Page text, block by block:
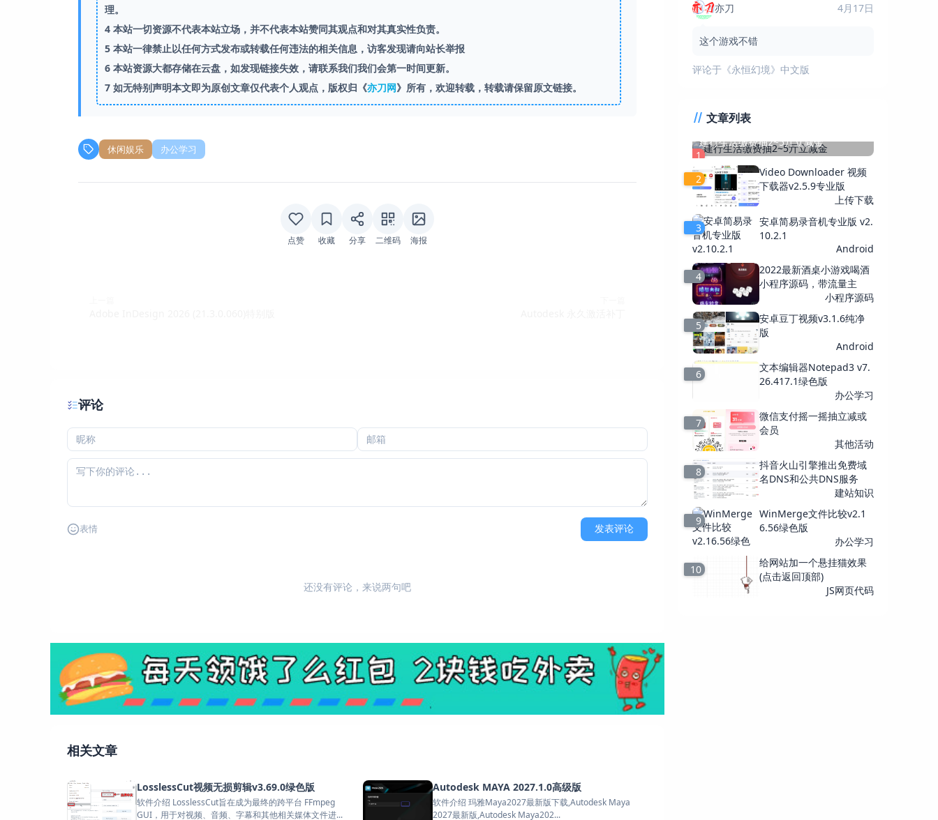
理。
4本站一切资源不代表本站立场，并不代表本站赞同其观点和对其真实性负责。
5本站一律禁止以任何方式发布或转载任何违法的相关信息，访客发现请向站长举报
6本站资源大都存储在云盘，如发现链接失效，请联系我们我们会第一时间更新。
7如无特别声明本文即为原创文章仅代表个人观点，版权归《亦刀网》所有，欢迎转载，转载请保留原文链接。
休闲娱乐 办公学习
点赞 收藏 分享 二维码 海报
评论
表情 发表评论
还没有评论，来说两句吧
相关文章
LosslessCut视频无损剪辑v3.69.0绿色版
软件介绍 LosslessCut旨在成为最终的跨平台 FFmpeg
GUI，用于对视频、音频、字幕和其他相关媒体文件进...
Autodesk MAYA 2027.1.0高级版
软件介绍 玛雅Maya2027最新版下载,Autodesk Maya
2027最新版,Autodesk Maya202...
亦刀 4月17日
这个游戏不错
评论于 《永恒幻境》中文版
文章列表
1
建行生活缴费抽2~5亓立减金
2
Video Downloader 视频
下载器v2.5.9专业版
上传下载
3
安卓简易录音机专业版 v2.
10.2.1
Android
4
2022最新酒桌小游戏喝酒
小程序源码，带流量主
小程序源码
5
安卓豆丁视频v3.1.6纯净
版
Android
6
文本编辑器Notepad3 v7.
26.417.1绿色版
办公学习
7
微信支付摇一摇抽立减或
会员
其他活动
8
抖音火山引擎推出免费域
名DNS和公共DNS服务
建站知识
9
WinMerge文件比较v2.1
6.56绿色版
办公学习
10
给网站加一个悬挂猫效果
(点击返回顶部)
JS网页代码